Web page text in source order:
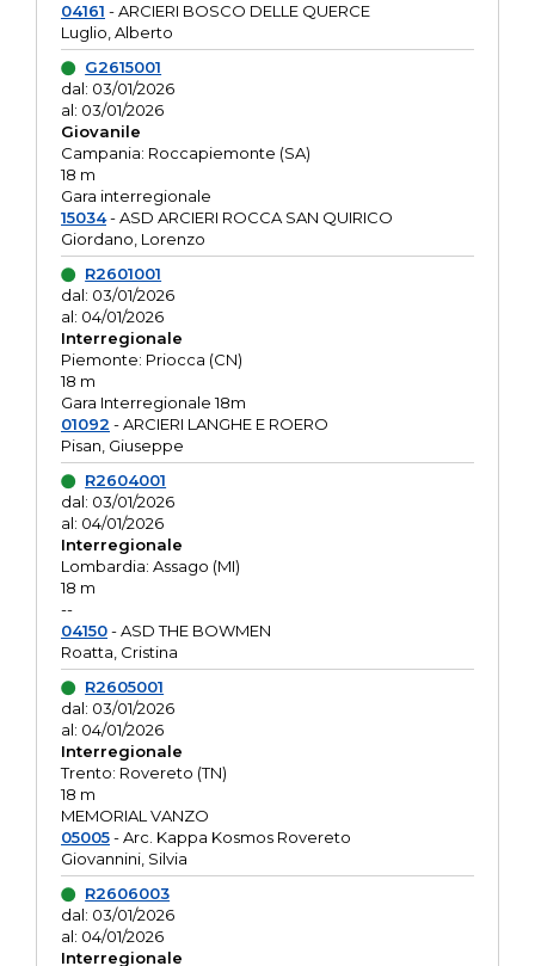
04161 - ARCIERI BOSCO DELLE QUERCE
Luglio, Alberto
G2615001
dal: 03/01/2026
al: 03/01/2026
Giovanile
Campania: Roccapiemonte (SA)
18 m
Gara interregionale
15034- ASD ARCIERI ROCCA SAN QUIRICO
Giordano, Lorenzo
R2601001
dal: 03/01/2026
al: 04/01/2026
Interregionale
Piemonte: Priocca (CN)
18 m
Gara Interregionale 18m
01092 - ARCIERI LANGHE E ROERO
Pisan, Giuseppe
R2604001
dal: 03/01/2026
al: 04/01/2026
Interregionale
Lombardia: Assago (MI)
18 m
--
04150- ASD THE BOWMEN
Roatta, Cristina
R2605001
dal: 03/01/2026
al: 04/01/2026
Interregionale
Trento: Rovereto (TN)
18 m
MEMORIAL VANZO
05005- Arc. Kappa Kosmos Rovereto
Giovannini, Silvia
R2606003
dal: 03/01/2026
al: 04/01/2026
Interregionale